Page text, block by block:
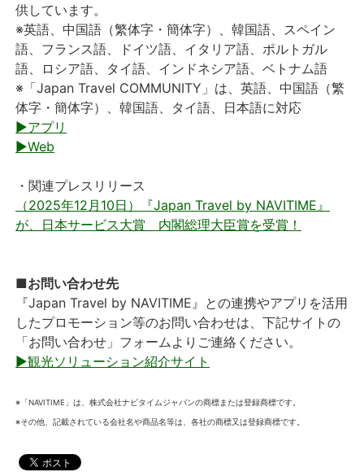
供しています。
※英語、中国語（繁体字・簡体字）、韓国語、スペイン
語、フランス語、ドイツ語、イタリア語、ポルトガル
語、ロシア語、タイ語、インドネシア語、ベトナム語
※「Japan Travel COMMUNITY」は、英語、中国語（繁
体字・簡体字）、韓国語、タイ語、日本語に対応
▶アプリ
▶Web
・関連プレスリリース
（2025年12月10日）『Japan Travel by NAVITIME』
が、日本サービス大賞 内閣総理大臣賞を受賞！
■お問い合わせ先
『Japan Travel by NAVITIME』との連携やアプリを活用
したプロモーション等のお問い合わせは、下記サイトの
「お問い合わせ」フォームよりご連絡ください。
▶観光ソリューション紹介サイト
※「NAVITIME」は、株式会社ナビタイムジャパンの商標または登録商標です。
※その他、記載されている会社名や商品名等は、各社の商標又は登録商標です。